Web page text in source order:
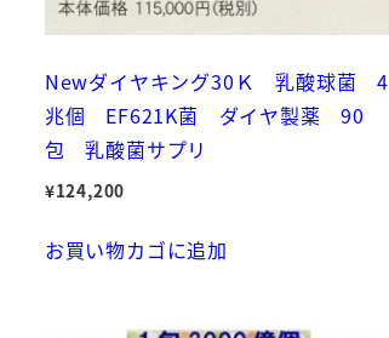
Newダイヤキング30Ｋ 乳酸球菌 4
兆個 EF621K菌 ダイヤ製薬 90
包 乳酸菌サプリ
¥124,200
お買い物カゴに追加